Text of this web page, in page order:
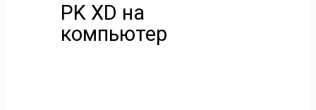
PK XD на
компьютер